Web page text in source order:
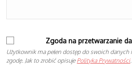
Zgoda na przetwarzanie
Użytkownik ma pełen dostęp do swoich danych
zgodę. Jak to zrobić opisuje Polityka Prywatności.